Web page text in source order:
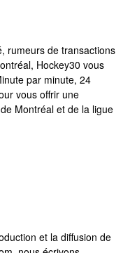
rumeurs de transactions
Hockey30 vous
par minute, 24
vous offrir une
Montréal et de la ligue
et la diffusion de